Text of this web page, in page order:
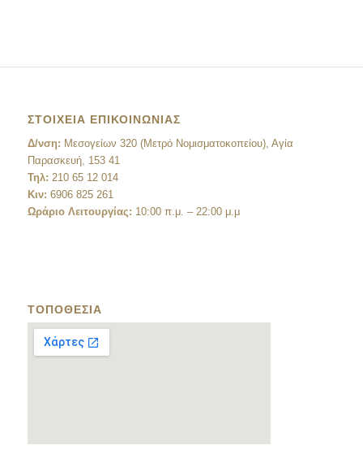
ΣΤΟΙΧΕΙΑ ΕΠΙΚΟΙΝΩΝΙΑΣ
Δ/νση: Μεσογείων 320 (Μετρό Νομισματοκοπείου), Αγία
Παρασκευή, 153 41
Τηλ: 210 65 12 014
Κιν: 6906 825 261
Ωράριο Λειτουργίας: 10:00 π.μ. – 22:00 μ.μ
ΤΟΠΟΘΕΣΙΑ